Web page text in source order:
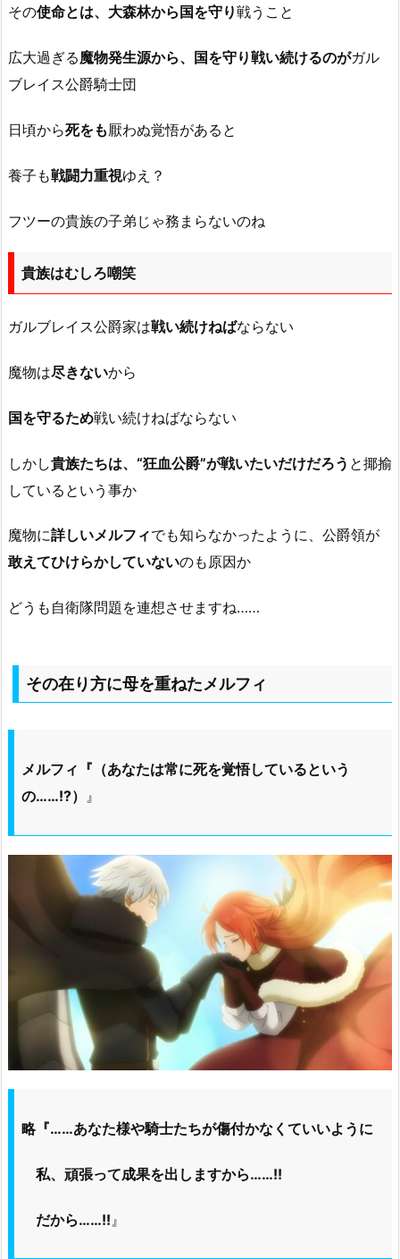
その使命とは、大森林から国を守り戦うこと
広大過ぎる魔物発生源から、国を守り戦い続けるのがガル
ブレイス公爵騎士団
日頃から死をも厭わぬ覚悟があると
養子も戦闘力重視ゆえ？
フツーの貴族の子弟じゃ務まらないのね
貴族はむしろ嘲笑
ガルブレイス公爵家は戦い続けねばならない
魔物は尽きないから
国を守るため戦い続けねばならない
しかし貴族たちは、“狂血公爵”が戦いたいだけだろう と揶揄
しているという事か
魔物に詳しいメルフィでも知らなかったように、公爵領が
敢えてひけらかしていないのも原因か
どうも自衛隊問題を連想させますね……
その在り方に母を重ねたメルフィ
メルフィ『（あなたは常に死を覚悟しているという
の……!?）
』
略『……あなた様や騎士たちが傷付かなくていいように
私、頑張って成果を出しますから……!!
だから……!! 』